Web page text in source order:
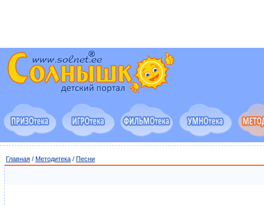
Главная / Методитека / Песни